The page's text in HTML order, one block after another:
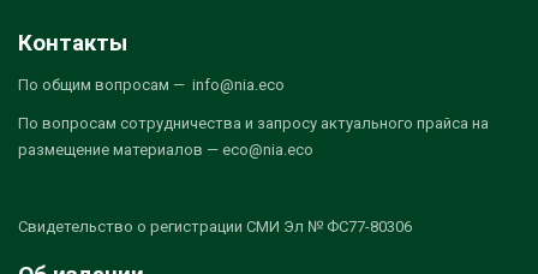
Контакты
По общим вопросам — info@nia.eco
По вопросам сотрудничества и запросу актуального прайса на
размещение материалов — eco@nia.eco
Свидетельство о регистрации СМИ Эл № ФС77-80306